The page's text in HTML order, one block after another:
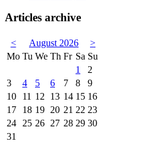
Articles archive
< August 2026
>
Mo Tu We Th Fr Sa Su
1
2
3
4 5 6 7 8
9
10
11 12 13 14 15 16
17
18 19 20 21 22 23
24
25 26 27 28 29 30
31